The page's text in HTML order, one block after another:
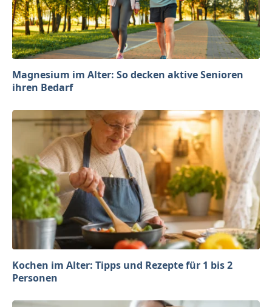
Magnesium im Alter: So decken aktive Senioren
ihren Bedarf
Kochen im Alter: Tipps und Rezepte für 1 bis 2
Personen